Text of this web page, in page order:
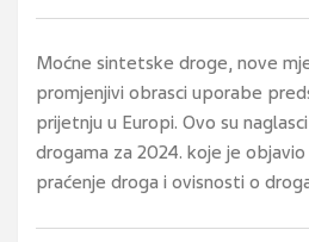
Moćne sintetske droge, nove
promjenjivi obrasci uporabe
prijetnju u Europi. Ovo su
drogama za 2024. koje je
praćenje droga i ovisnosti o